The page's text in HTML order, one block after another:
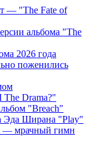
— "The Fate of
альбома "The
2026 года
поженились
Drama?"
"Breach"
Эда Ширана "Play"
— мрачный гимн